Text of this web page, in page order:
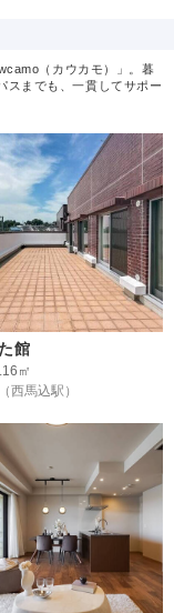
（カウカモ）」。暮
スまでも、一貫してサポー
館
㎡
（西馬込駅）